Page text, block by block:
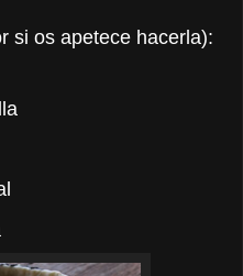
si os apetece hacerla):